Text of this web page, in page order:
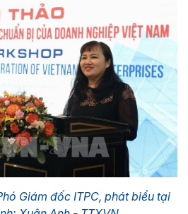
Giám đốc ITPC, phát biểu tại